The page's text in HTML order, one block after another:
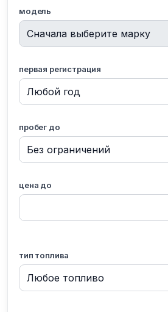
модель
первая регистрация
пробег до
цена до
тип топлива